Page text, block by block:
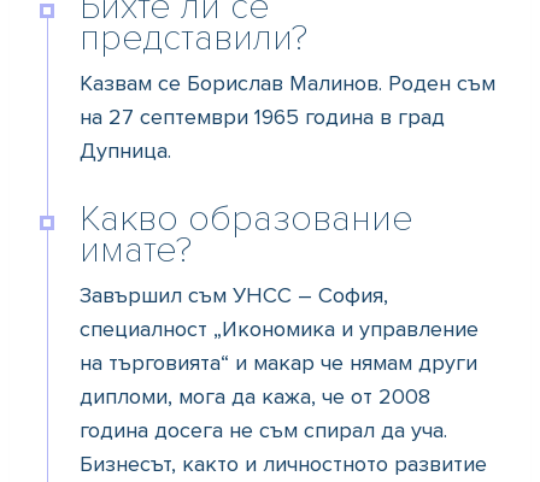
представили?
Казвам се Борислав Малинов. Роден съм
на 27 септември 1965 година в град
Дупница.
Какво образование
имате?
Завършил съм УНСС – София,
специалност „Икономика и управление
на търговията“ и макар че нямам други
дипломи, мога да кажа, че от 2008
година досега не съм спирал да уча.
Бизнесът, както и личностното развитие